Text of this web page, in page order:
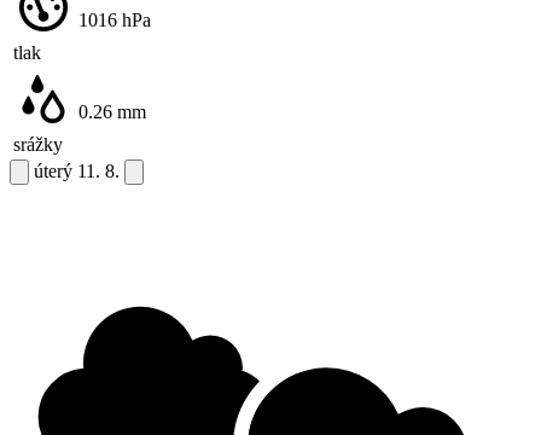
tlak
1016 hPa
srážky
0.26 mm
úterý 11. 8.